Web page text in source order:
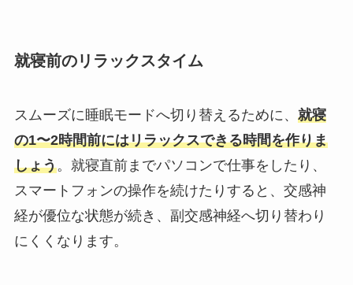
就寝前のリラックスタイム
スムーズに睡眠モードへ切り替えるために、 就寝
の1〜2時間前にはリラックスできる時間を作りま
しょう。就寝直前までパソコンで仕事をしたり、
スマートフォンの操作を続けたりすると、交感神
経が優位な状態が続き、副交感神経へ切り替わり
にくくなります。